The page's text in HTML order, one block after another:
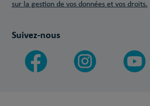
sur la gestion de vos données et vos droits.
Suivez-nous